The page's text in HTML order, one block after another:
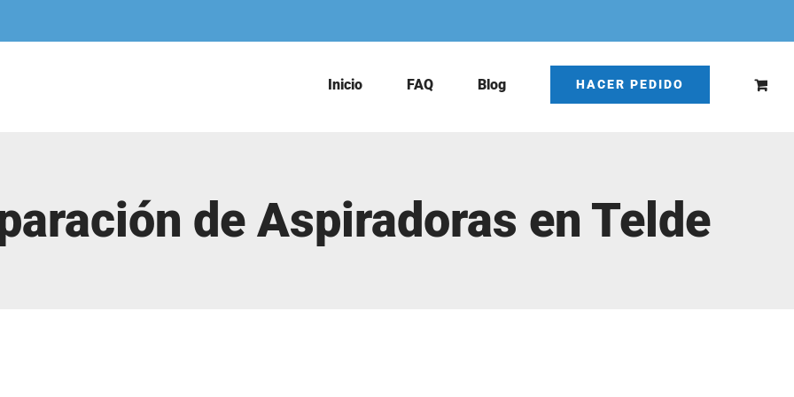
Inicio FAQ Blog HACER PEDIDO
de Aspiradoras en Telde